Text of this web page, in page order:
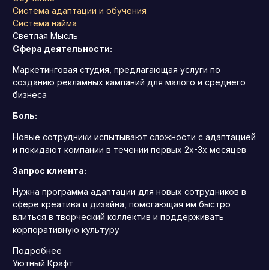
Система адаптации и обучения
Система найма
Светлая Мысль
Сфера деятельности:
Маркетинговая студия, предлагающая услуги по
созданию рекламных кампаний для малого и среднего
бизнеса
Боль:
Новые сотрудники испытывают сложности с адаптацией
и покидают компании в течении первых 2х-3х месяцев
Запрос клиента:
Нужна программа адаптации для новых сотрудников в
сфере креатива и дизайна, помогающая им быстро
влиться в творческий коллектив и поддерживать
корпоративную культуру
Подробнее
Уютный Крафт